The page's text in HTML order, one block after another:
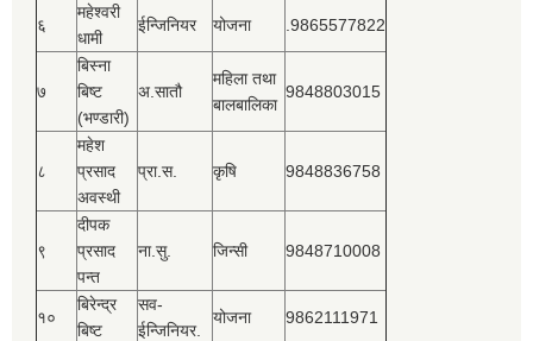
६
महेश्‍वरी
धामी
ईन्जिनियर योजना .9865577822
७
बिस्‍ना
बिष्‍ट
(भण्डारी)
अ.सातौ
महिला तथा
बालबालिका
9848803015
८
महेश
प्रसाद
अवस्थी
प्रा.स. कृषि 9848836758
९
दीपक
प्रसाद
पन्त
ना.सु. जिन्सी 9848710008
१०
बिरेन्द्र
बिष्‍ट
सव-
ईन्जिनियर.
योजना 9862111971